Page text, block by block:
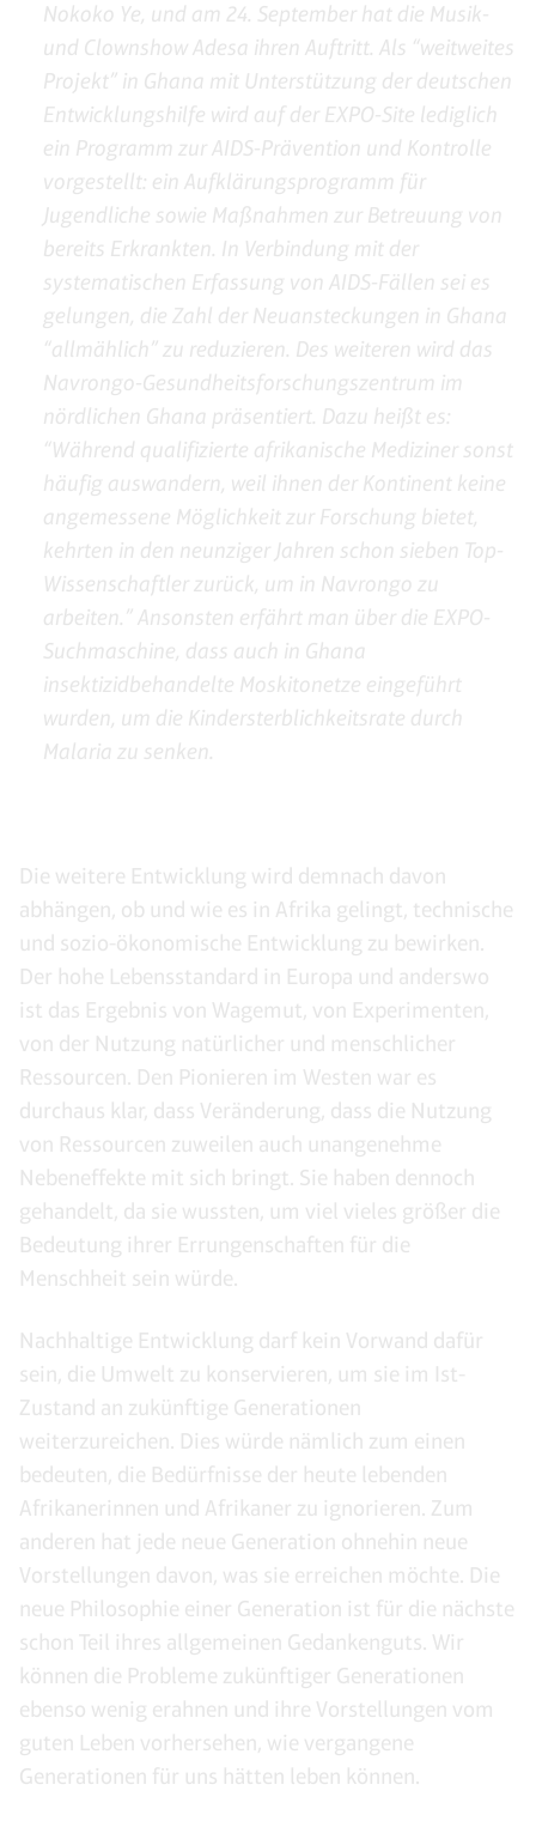
Nokoko Ye, und am 24. September hat die Musik-
und Clownshow Adesa ihren Auftritt. Als “weitweites
Projekt” in Ghana mit Unterstützung der deutschen
Entwicklungshilfe wird auf der EXPO-Site lediglich
ein Programm zur AIDS-Prävention und Kontrolle
vorgestellt: ein Aufklärungsprogramm für
Jugendliche sowie Maßnahmen zur Betreuung von
bereits Erkrankten. In Verbindung mit der
systematischen Erfassung von AIDS-Fällen sei es
gelungen, die Zahl der Neuansteckungen in Ghana
“allmählich” zu reduzieren. Des weiteren wird das
Navrongo-Gesundheitsforschungszentrum im
nördlichen Ghana präsentiert. Dazu heißt es:
“Während qualifizierte afrikanische Mediziner sonst
häufig auswandern, weil ihnen der Kontinent keine
angemessene Möglichkeit zur Forschung bietet,
kehrten in den neunziger Jahren schon sieben Top-
Wissenschaftler zurück, um in Navrongo zu
arbeiten.” Ansonsten erfährt man über die EXPO-
Suchmaschine, dass auch in Ghana
insektizidbehandelte Moskitonetze eingeführt
wurden, um die Kindersterblichkeitsrate durch
Malaria zu senken.
Die weitere Entwicklung wird demnach davon
abhängen, ob und wie es in Afrika gelingt, technische
und sozio-ökonomische Entwicklung zu bewirken.
Der hohe Lebensstandard in Europa und anderswo
ist das Ergebnis von Wagemut, von Experimenten,
von der Nutzung natürlicher und menschlicher
Ressourcen. Den Pionieren im Westen war es
durchaus klar, dass Veränderung, dass die Nutzung
von Ressourcen zuweilen auch unangenehme
Nebeneffekte mit sich bringt. Sie haben dennoch
gehandelt, da sie wussten, um viel vieles größer die
Bedeutung ihrer Errungenschaften für die
Menschheit sein würde.
Nachhaltige Entwicklung darf kein Vorwand dafür
sein, die Umwelt zu konservieren, um sie im Ist-
Zustand an zukünftige Generationen
weiterzureichen. Dies würde nämlich zum einen
bedeuten, die Bedürfnisse der heute lebenden
Afrikanerinnen und Afrikaner zu ignorieren. Zum
anderen hat jede neue Generation ohnehin neue
Vorstellungen davon, was sie erreichen möchte. Die
neue Philosophie einer Generation ist für die nächste
schon Teil ihres allgemeinen Gedankenguts. Wir
können die Probleme zukünftiger Generationen
ebenso wenig erahnen und ihre Vorstellungen vom
guten Leben vorhersehen, wie vergangene
Generationen für uns hätten leben können.